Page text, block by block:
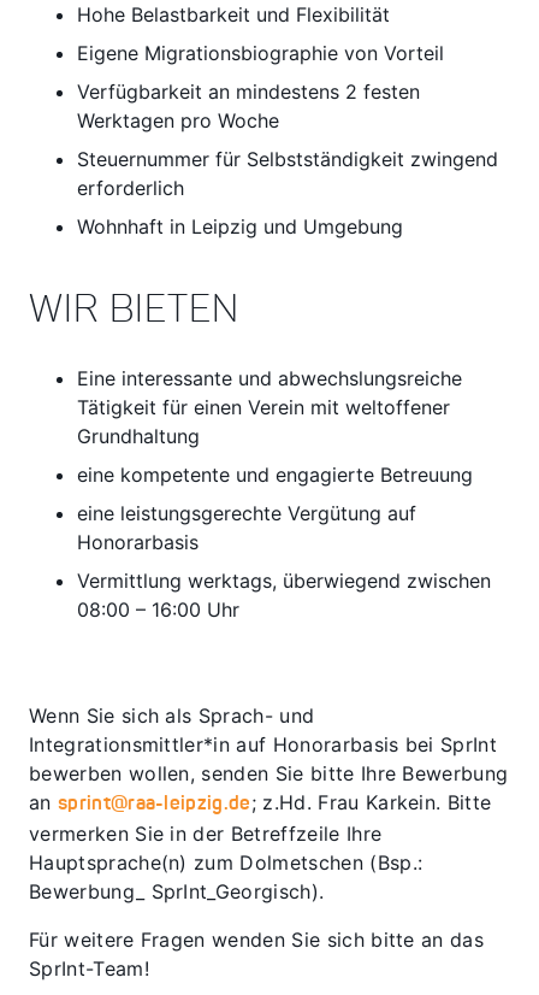
Hohe Belastbarkeit und Flexibilität
Eigene Migrationsbiographie von Vorteil
Verfügbarkeit an mindestens 2 festen
Werktagen pro Woche
Steuernummer für Selbstständigkeit zwingend
erforderlich
Wohnhaft in Leipzig und Umgebung
WIR BIETEN
Eine interessante und abwechslungsreiche
Tätigkeit für einen Verein mit weltoffener
Grundhaltung
eine kompetente und engagierte Betreuung
eine leistungsgerechte Vergütung auf
Honorarbasis
Vermittlung werktags, überwiegend zwischen
08:00 – 16:00 Uhr
Wenn Sie sich als Sprach- und
Integrationsmittler*in auf Honorarbasis bei SprInt
bewerben wollen, senden Sie bitte Ihre Bewerbung
an sprint@raa-leipzig.de; z.Hd. Frau Karkein. Bitte
vermerken Sie in der Betreffzeile Ihre
Hauptsprache(n) zum Dolmetschen (Bsp.:
Bewerbung_ SprInt_Georgisch).
Für weitere Fragen wenden Sie sich bitte an das
SprInt-Team!